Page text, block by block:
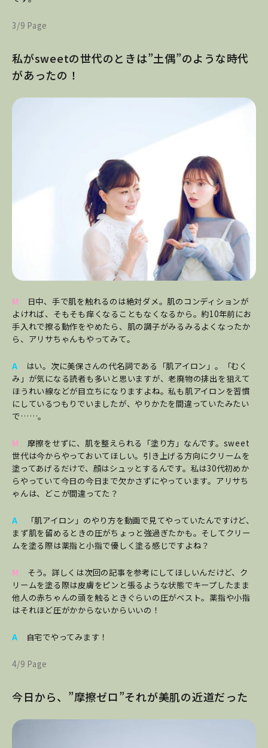
3/9 Page
私がsweetの世代のときは”土偶”のような時代
があったの！
M 日中、手で肌を触れるのは絶対ダメ。肌のコンディションが
よければ、そもそも痒くなることもなくなるから。約10年前にお
手入れで擦る動作をやめたら、肌の調子がみるみるよくなったか
ら、アリサちゃんもやってみて。
A はい。次に美保さんの代名詞である「肌アイロン」。「むく
み」が気になる読者も多いと思いますが、老廃物の排出を狙えて
ほうれい線などが目立ちになりますよね。私も肌アイロンを習慣
にしているつもりでいましたが、やりかたを間違っていたみたい
で……。
M 摩擦をせずに、肌を整えられる「塗り方」なんです。sweet
世代は今からやっておいてほしい。引き上げる方向にクリームを
塗ってあげるだけで、顔はシュッとするんです。私は30代初めか
らやっていて今日の今日まで欠かさずにやっています。アリサち
ゃんは、どこが間違ってた？
A 「肌アイロン」のやり方を動画で見てやっていたんですけど、
まず肌を留めるときの圧がちょっと強過ぎたかも。そしてクリー
ムを塗る際は薬指と小指で優しく塗る感じですよね？
M そう。詳しくは次回の記事を参考にしてほしいんだけど、ク
リームを塗る際は皮膚をピンと張るような状態でキープしたまま
他人の赤ちゃんの頭を触るときぐらいの圧がベスト。薬指や小指
はそれほど圧がかからないからいいの！
A 自宅でやってみます！
4/9 Page
今日から、”摩擦ゼロ”それが美肌の近道だった